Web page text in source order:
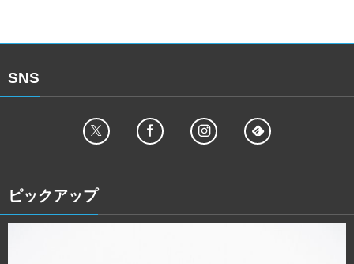
SNS
ピックアップ